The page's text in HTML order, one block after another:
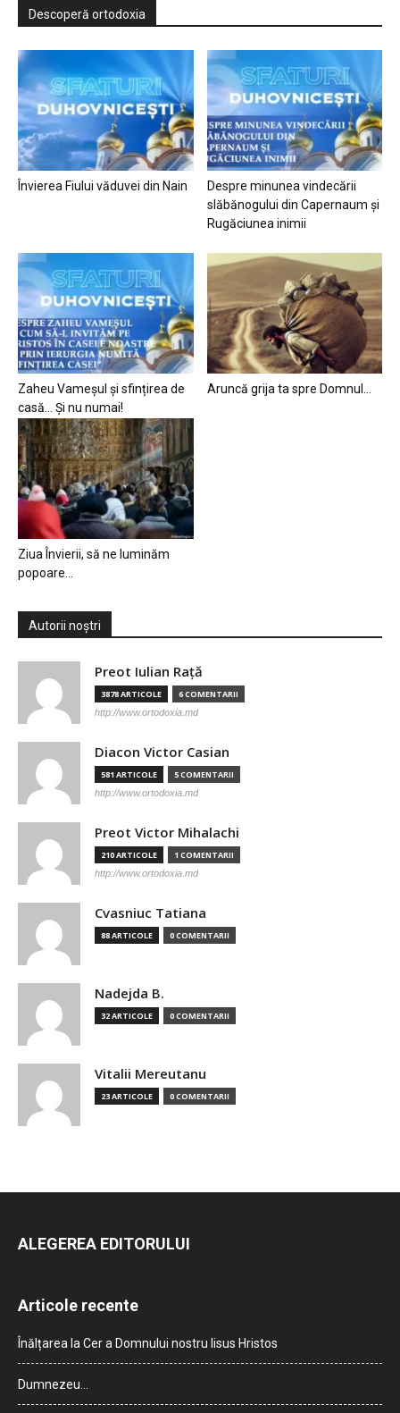
Descoperă ortodoxia
Învierea Fiului văduvei din Nain
Despre minunea vindecării
slăbănogului din Capernaum și
Rugăciunea inimii
Zaheu Vameșul și sfințirea de
casă… Și nu numai!
Aruncă grija ta spre Domnul…
Ziua Învierii, să ne luminăm
popoare…
Autorii noștri
Preot Iulian Raţă
3878 ARTICOLE 6 COMENTARII
http://www.ortodoxia.md
Diacon Victor Casian
581 ARTICOLE 5 COMENTARII
http://www.ortodoxia.md
Preot Victor Mihalachi
210 ARTICOLE 1 COMENTARII
http://www.ortodoxia.md
Cvasniuc Tatiana
88 ARTICOLE 0 COMENTARII
Nadejda B.
32 ARTICOLE 0 COMENTARII
Vitalii Mereutanu
23 ARTICOLE 0 COMENTARII
ALEGEREA EDITORULUI
Articole recente
Înălțarea la Cer a Domnului nostru Iisus Hristos
Dumnezeu…